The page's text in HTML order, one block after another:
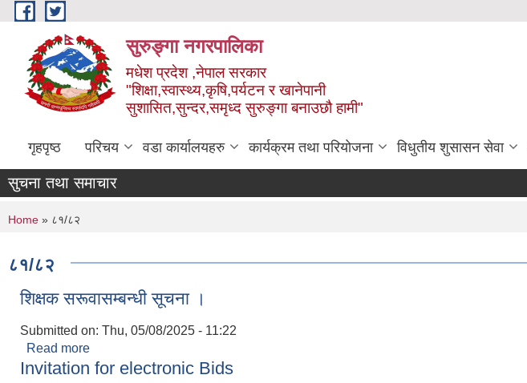
Skip to main content
सुरुङ्‍गा नगरपालिका
मधेश प्रदेश ,नेपाल सरकार
"शिक्षा,स्वास्थ्य,कृषि,पर्यटन र खानेपानी
सुशासित,सुन्दर,समृध्द सुरुङ्गा बनाउछौ हामी"
गृहपृष्ठ परिचय वडा कार्यालयहरु कार्यक्रम तथा परियोजना विधुतीय शुसासन सेवा
सुचना तथा समाचार
You are here
Home » ८१/८२
८१/८२
शिक्षक सरूवासम्बन्धी सूचना ।
Submitted on: Thu, 05/08/2025 - 11:22
Read more
Invitation for electronic Bids